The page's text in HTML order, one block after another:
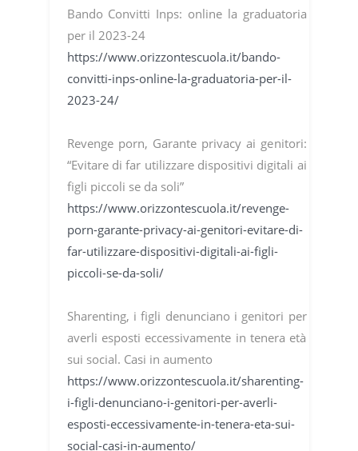
Bando Convitti Inps: online la graduatoria
per il 2023-24
https://www.orizzontescuola.it/bando-
convitti-inps-online-la-graduatoria-per-il-
2023-24/
Revenge porn, Garante privacy ai genitori:
“Evitare di far utilizzare dispositivi digitali ai
figli piccoli se da soli”
https://www.orizzontescuola.it/revenge-
porn-garante-privacy-ai-genitori-evitare-di-
far-utilizzare-dispositivi-digitali-ai-figli-
piccoli-se-da-soli/
Sharenting, i figli denunciano i genitori per
averli esposti eccessivamente in tenera età
sui social. Casi in aumento
https://www.orizzontescuola.it/sharenting-
i-figli-denunciano-i-genitori-per-averli-
esposti-eccessivamente-in-tenera-eta-sui-
social-casi-in-aumento/